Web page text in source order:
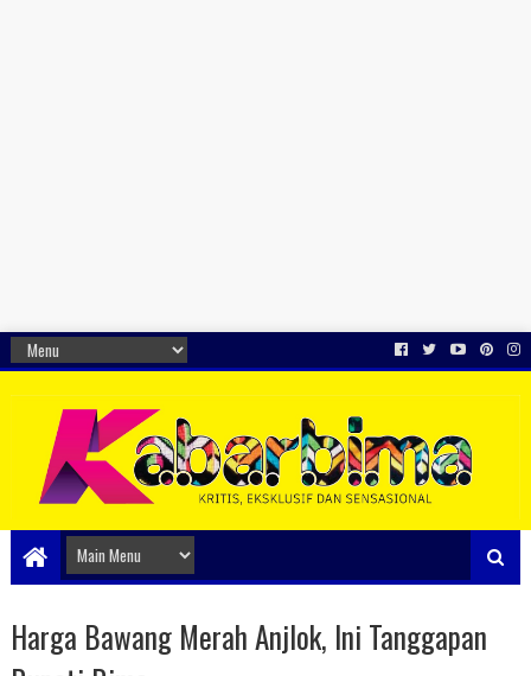
Harga Bawang Merah Anjlok, Ini Tanggapan